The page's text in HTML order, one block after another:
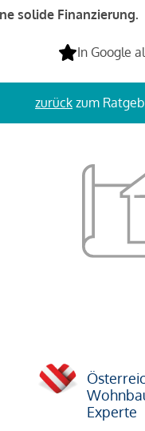
solide Finanzierung.
In Google
zurück zum
Experte